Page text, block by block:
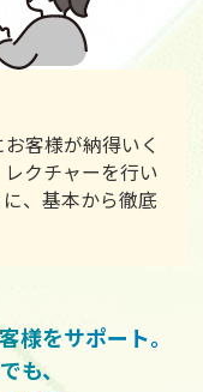
客様が納得いく
クチャーを行い
、基本から徹底
様をサポート。
も、